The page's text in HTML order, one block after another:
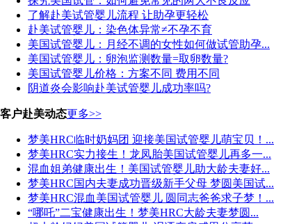
了解赴美试管婴儿流程 让助孕更轻松
赴美试管婴儿：染色体异常≠不孕不育
美国试管婴儿：月经不调的女性如何做试管助孕...
美国试管婴儿：卵泡监测数量=取卵数量?
美国试管婴儿价格：方案不同 费用不同
阴道炎会影响赴美试管婴儿成功率吗?
客户赴美动态更多>>
梦美HRC临时奶妈团 迎接美国试管婴儿萌宝贝！...
梦美HRC实力接生！龙凤胎美国试管婴儿再多一...
混血姐弟健康出生！美国试管婴儿助大龄夫妻好...
梦美HRC国内夫妻成功晋级新手父母 梦圆美国试...
梦美HRC混血美国试管婴儿 圆同志爸爸求子梦！...
“哪吒”二宝健康出生！梦美HRC大龄夫妻梦圆...